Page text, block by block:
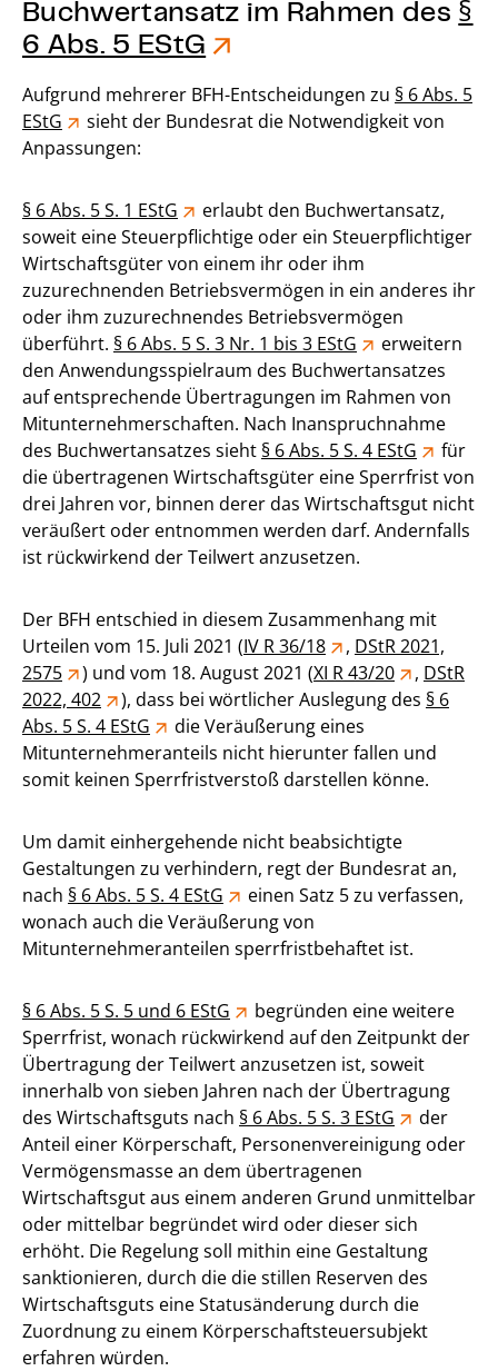
Buchwertansatz im Rahmen des §
6 Abs. 5 EStG
Aufgrund mehrerer BFH-Entscheidungen zu § 6 Abs. 5
EStG
sieht der Bundesrat die Notwendigkeit von
Anpassungen:
§ 6 Abs. 5 S. 1 EStG
erlaubt den Buchwertansatz,
soweit eine Steuerpflichtige oder ein Steuerpflichtiger
Wirtschaftsgüter von einem ihr oder ihm
zuzurechnenden Betriebsvermögen in ein anderes ihr
oder ihm zuzurechnendes Betriebsvermögen
überführt. § 6 Abs. 5 S. 3 Nr. 1 bis 3 EStG
erweitern
den Anwendungsspielraum des Buchwertansatzes
auf entsprechende Übertragungen im Rahmen von
Mitunternehmerschaften. Nach Inanspruchnahme
des Buchwertansatzes sieht § 6 Abs. 5 S. 4 EStG
für
die übertragenen Wirtschaftsgüter eine Sperrfrist von
drei Jahren vor, binnen derer das Wirtschaftsgut nicht
veräußert oder entnommen werden darf. Andernfalls
ist rückwirkend der Teilwert anzusetzen.
Der BFH entschied in diesem Zusammenhang mit
Urteilen vom 15. Juli 2021 (IV R 36/18 , DStR 2021,
2575
) und vom 18. August 2021 (XI R 43/20 , DStR
2022, 402
), dass bei wörtlicher Auslegung des § 6
Abs. 5 S. 4 EStG
die Veräußerung eines
Mitunternehmeranteils nicht hierunter fallen und
somit keinen Sperrfristverstoß darstellen könne.
Um damit einhergehende nicht beabsichtigte
Gestaltungen zu verhindern, regt der Bundesrat an,
nach § 6 Abs. 5 S. 4 EStG
einen Satz 5 zu verfassen,
wonach auch die Veräußerung von
Mitunternehmeranteilen sperrfristbehaftet ist.
§ 6 Abs. 5 S. 5 und 6 EStG
begründen eine weitere
Sperrfrist, wonach rückwirkend auf den Zeitpunkt der
Übertragung der Teilwert anzusetzen ist, soweit
innerhalb von sieben Jahren nach der Übertragung
des Wirtschaftsguts nach § 6 Abs. 5 S. 3 EStG
der
Anteil einer Körperschaft, Personenvereinigung oder
Vermögensmasse an dem übertragenen
Wirtschaftsgut aus einem anderen Grund unmittelbar
oder mittelbar begründet wird oder dieser sich
erhöht. Die Regelung soll mithin eine Gestaltung
sanktionieren, durch die die stillen Reserven des
Wirtschaftsguts eine Statusänderung durch die
Zuordnung zu einem Körperschaftsteuersubjekt
erfahren würden.